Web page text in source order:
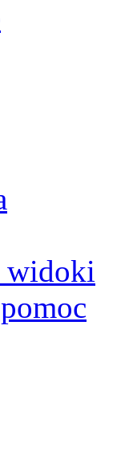
widoki